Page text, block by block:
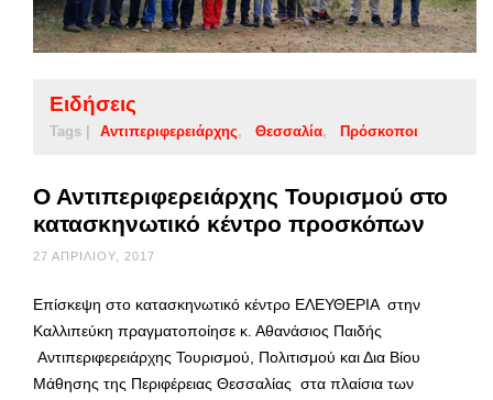
Ειδήσεις
Tags | Αντιπεριφερειάρχης Θεσσαλία Πρόσκοποι
Ο Αντιπεριφερειάρχης Τουρισμού στο
κατασκηνωτικό κέντρο προσκόπων
27 ΑΠΡΙΛΊΟΥ, 2017
Επίσκεψη στο κατασκηνωτικό κέντρο ΕΛΕΥΘΕΡΙΑ στην
Καλλιπεύκη πραγματοποίησε κ. Αθανάσιος Παιδής
Αντιπεριφερειάρχης Τουρισμού, Πολιτισμού και Δια Βίου
Μάθησης της Περιφέρειας Θεσσαλίας στα πλαίσια των